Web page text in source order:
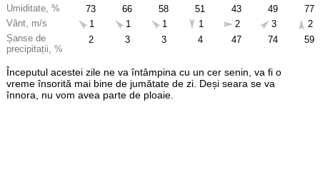
Umiditate, %
Vânt, m/s
Șanse de
precipitații, %
73
1
2
66
1
3
58
1
3
51
1
4
43
2
47
49
3
74
77
2
59
Începutul acestei zile ne va întâmpina cu un cer senin, va fi o
vreme însorită mai bine de jumătate de zi. Deși seara se va
înnora, nu vom avea parte de ploaie.